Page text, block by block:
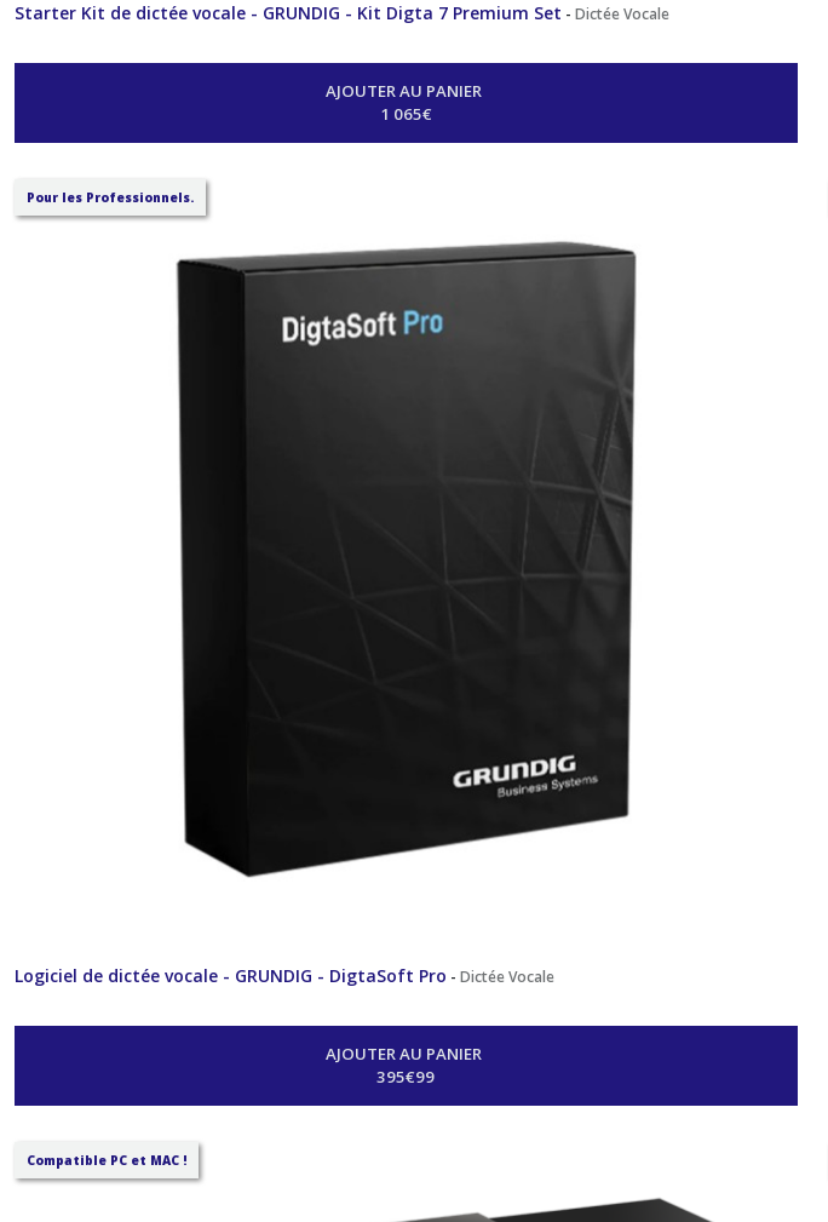
Starter Kit de dictée vocale - GRUNDIG - Kit Digta 7 Premium Set - Dictée Vocale
AJOUTER AU PANIER
1 065€
Pour les Professionnels.
Logiciel de dictée vocale - GRUNDIG - DigtaSoft Pro - Dictée Vocale
AJOUTER AU PANIER
395€99
Compatible PC et MAC !